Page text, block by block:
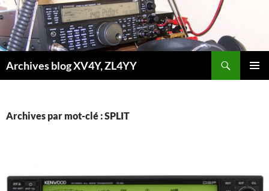
Aller
au
contenu
Archives blog XV4Y, ZL4YY
Archives par mot-clé : SPLIT